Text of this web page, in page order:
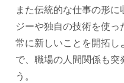
また伝統的な仕事の形
ジーや独自の技術を使っ
常に新しいことを開拓
で、職場の人間関係も突
う。